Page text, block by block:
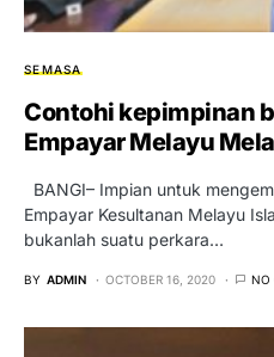
SEMASA
Contohi kepimpinan
Empayar Melayu
BANGI– Impian untuk
Empayar Kesultanan Melayu
bukanlah suatu perkara…
BY ADMIN OCTOBER 16, 2020 NO